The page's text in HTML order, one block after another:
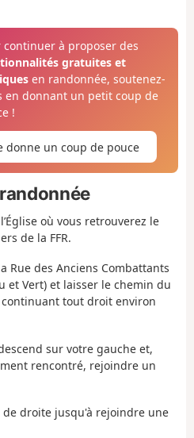
continuer à proposer des
gratuites et
en randonnée, soutenez-
en donnant un petit coup de
!
donne un coup de pouce
où vous retrouverez le
de la FFR.
Rue des Anciens Combattants
et Vert) et laisser le chemin du
tout droit environ
sur votre gauche et,
rencontré, rejoindre un
droite jusqu'à rejoindre une